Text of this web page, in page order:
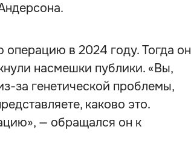
в 2024 году. Тогда он
насмешки публики. «Вы,
за генетической проблемы,
каково это.
— обращался он к